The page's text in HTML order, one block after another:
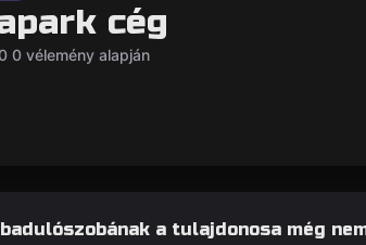
cég
0 vélemény alapján
a tulajdonosa még